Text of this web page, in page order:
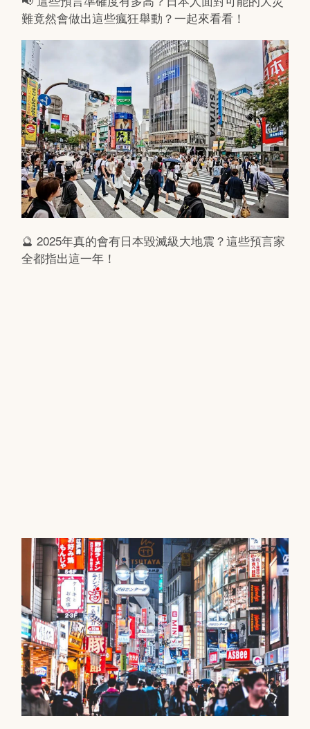
難竟然會做出這些瘋狂舉動？一起來看看！
🔮 2025年真的會有日本毀滅級大地震？這些預言家
全都指出這一年！